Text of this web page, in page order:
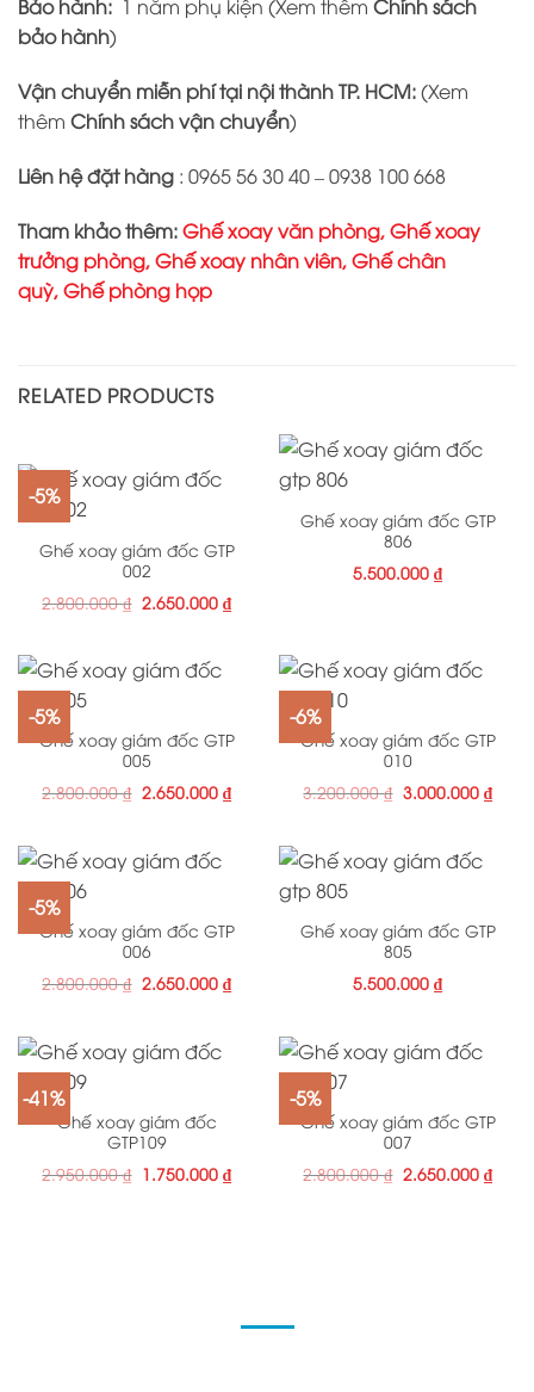
Bảo hành: 1 năm phụ kiện (Xem thêm Chính sách
bảo hành)
Vận chuyển miễn phí tại nội thành TP. HCM:(Xem
thêm Chính sách vận chuyển)
Liên hệ đặt hàng : 0965 56 30 40 – 0938 100 668
Tham khảo thêm:Ghế xoay văn phòng,Ghế xoay
trưởng phòng,Ghế xoay nhân viên,Ghế chân
quỳ,Ghế phòng họp
RELATED PRODUCTS
-5%
Ghế xoay giám đốc GTP
002
2.800.000₫ 2.650.000 ₫
Ghế xoay giám đốc GTP
806
5.500.000 ₫
-5%
Ghế xoay giám đốc GTP
005
2.800.000₫ 2.650.000 ₫
-6%
Ghế xoay giám đốc GTP
010
3.200.000₫ 3.000.000 ₫
-5%
Ghế xoay giám đốc GTP
006
2.800.000₫ 2.650.000 ₫
Ghế xoay giám đốc GTP
805
5.500.000 ₫
-41%
Ghế xoay giám đốc
GTP109
2.950.000₫ 1.750.000 ₫
-5%
Ghế xoay giám đốc GTP
007
2.800.000₫ 2.650.000 ₫